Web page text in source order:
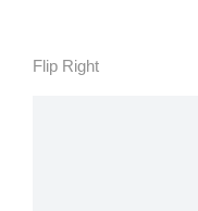
Flip Right